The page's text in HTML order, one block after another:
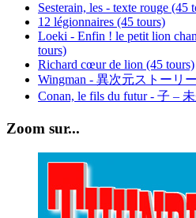
Sesterain, les - texte rouge (45
12 légionnaires (45 tours)
Loeki - Enfin ! le petit lion
tours)
Richard cœur de lion (45 tours)
Wingman - 異次元ストーリ
Conan, le fils du futur - 子 –
Zoom sur...